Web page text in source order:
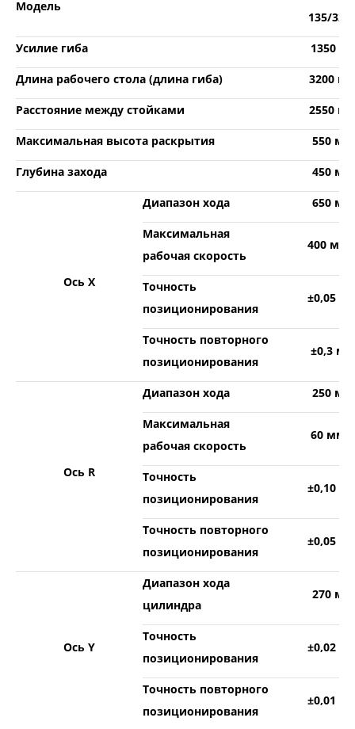
Модель
135/
Усилие гиба 1350 кН
Длина рабочего стола (длина гиба) 3200
Расстояние между стойками 2550
Максимальная высота раскрытия 550 мм
Глубина захода 450 мм
Ось Х
Диапазон хода 650 мм
Максимальная
рабочая скорость
400 мм/
Точность
позиционирования
±0,05
Точность повторного
позиционирования
±0,3 мм
Ось R
Диапазон хода 250 мм
Максимальная
рабочая скорость
60 мм/с
Точность
позиционирования
±0,10
Точность повторного
позиционирования
±0,05
Ось Y
Диапазон хода
цилиндра
270 мм
Точность
позиционирования
±0,02
Точность повторного
позиционирования
±0,01